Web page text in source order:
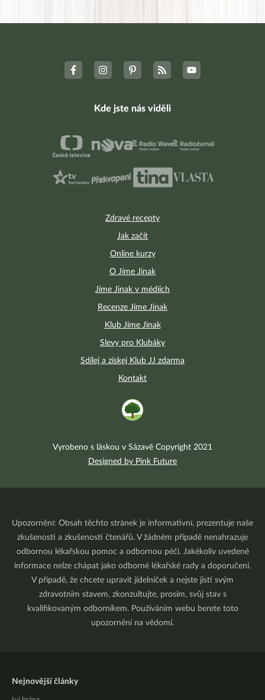
Zdravé recepty
Jak začít
Online kurzy
O Jíme Jinak
Jíme Jinak v médiích
Recenze Jíme Jinak
Klub Jíme Jinak
Slevy pro Klubáky
Sdílej a získej Klub JJ zdarma
Kontakt
Kde jste nás viděli
Vyrobeno s láskou v Sázavě Copyright 2021
Designed by Pink Future
Upozornění: Obsah těchto stránek je informativní, prezentuje naše
zkušenosti a zkušenosti čtenářů. V žádném případě nenahrazuje
odbornou lékařskou pomoc a odbornou péči. Jakékoliv uvedené
informace nelze chápat jako odborné lékařské rady a doporučení.
V případě, že chcete upravit jídelníček a nejste jistí svým
zdravotním stavem, zkonzultujte, prosím, svůj stav s
kvalifikovaným odborníkem. Používáním webu berete toto
upozornění na vědomí.
Nejnovější články